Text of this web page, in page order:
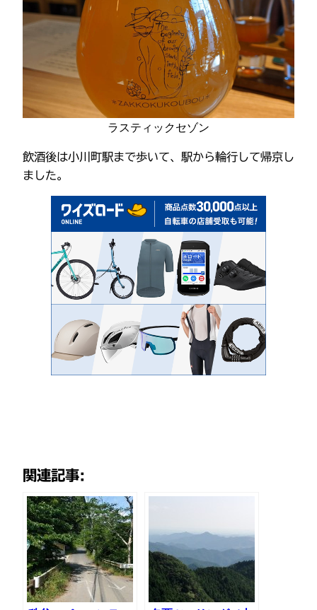
ラスティックセゾン
飲酒後は小川町駅まで歩いて、駅から輪行して帰京し
ました。
関連記事: